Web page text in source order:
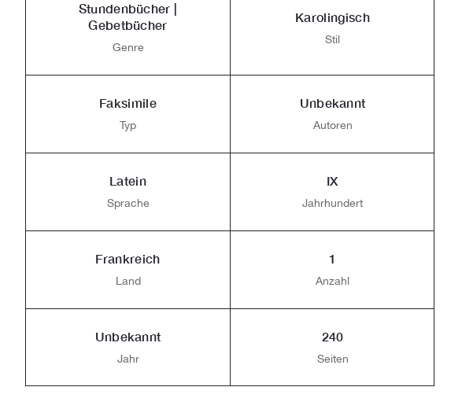
Stundenbücher |
Gebetbücher
Genre
Karolingisch
Stil
Faksimile
Typ
Unbekannt
Autoren
Latein
Sprache
IX
Jahrhundert
Frankreich
Land
1
Anzahl
Unbekannt
Jahr
240
Seiten